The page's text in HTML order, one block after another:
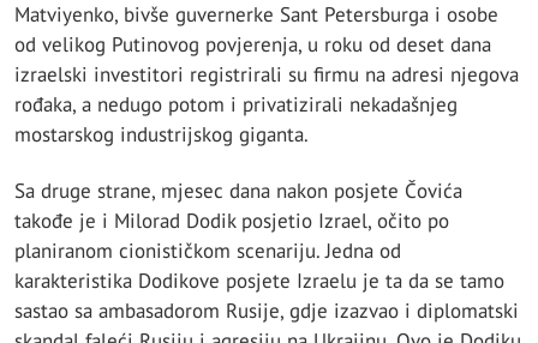
Matviyenko, bivše guvernerke Sant Petersburga i osobe
od velikog Putinovog povjerenja, u roku od deset dana
izraelski investitori registrirali su firmu na adresi njegova
rođaka, a nedugo potom i privatizirali nekadašnjeg
mostarskog industrijskog giganta.
Sa druge strane, mjesec dana nakon posjete Čovića
takođe je i Milorad Dodik posjetio Izrael, očito po
planiranom cionističkom scenariju. Jedna od
karakteristika Dodikove posjete Izraelu je ta da se tamo
sastao sa ambasadorom Rusije, gdje izazvao i diplomatski